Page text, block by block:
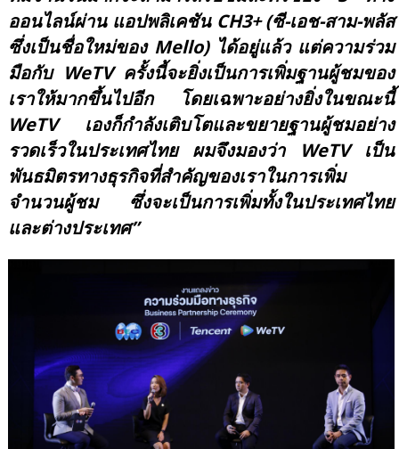
ออนไลน์ผ่าน แอปพลิเคชัน CH3+ (ซี-เอช-สาม-พลัส
ซึ่งเป็นชื่อใหม่ของ Mello) ได้อยู่แล้ว แต่ความร่วม
มือกับ WeTV ครั้งนี้จะยิ่งเป็นการเพิ่มฐานผู้ชมของ
เราให้มากขึ้นไปอีก โดยเฉพาะอย่างยิ่งในขณะนี้
WeTV เองก็กำลังเติบโตและขยายฐานผู้ชมอย่าง
รวดเร็วในประเทศไทย ผมจึงมองว่า WeTV เป็น
พันธมิตรทางธุรกิจที่สำคัญของเราในการเพิ่ม
จำนวนผู้ชม ซึ่งจะเป็นการเพิ่มทั้งในประเทศไทย
และต่างประเทศ”